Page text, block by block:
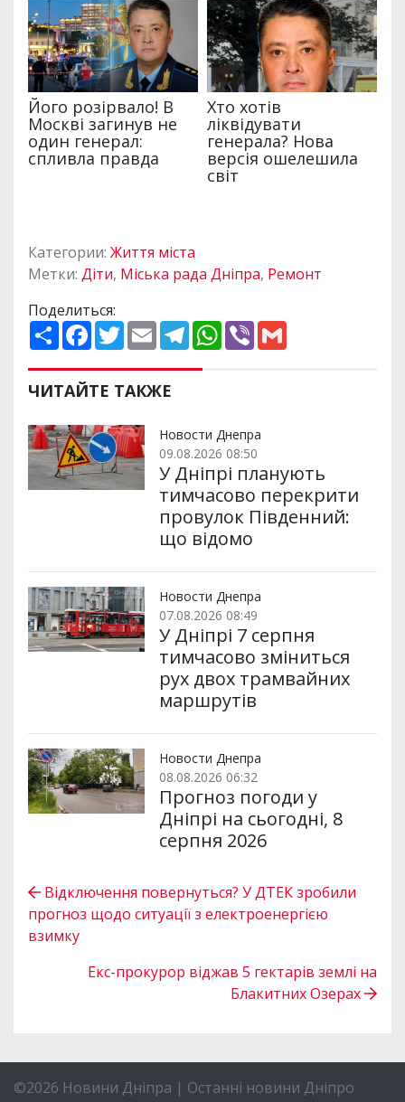
Категории: Життя міста
Метки: Діти, Міська рада Дніпра, Ремонт
Поделиться:
П
о
и
р
и
и
F
a
e
b
o
k
T
w
t
t
e
E
m
i
l
T
e
e
m
W
h
p
V
ЧИТАЙТЕ ТАКЖЕ
Новости Днепра
09.08.2026 08:50
У Дніпрі планують
тимчасово перекрити
провулок Південний:
що відомо
Новости Днепра
07.08.2026 08:49
У Дніпрі 7 серпня
тимчасово зміниться
рух двох трамвайних
маршрутів
Новости Днепра
08.08.2026 06:32
Прогноз погоди у
Дніпрі на сьогодні, 8
серпня 2026
Відключення повернуться? У ДТЕК зробили
прогноз щодо ситуації з електроенергією
взимку
Екс-прокурор віджав 5 гектарів землі на
Блакитних Озерах
©2026 Новини Дніпра | Останні новини Дніпро